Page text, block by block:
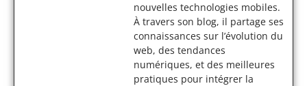
nouvelles technologies mobiles.
À travers son blog, il partage ses
connaissances sur l’évolution du
web, des tendances
numériques, et des meilleures
pratiques pour intégrer la